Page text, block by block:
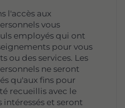
l'accès aux
vous
employés qui ont
pour vous
ou des services. Les
ne seront
qu'aux fins pour
recueillis avec le
et seront